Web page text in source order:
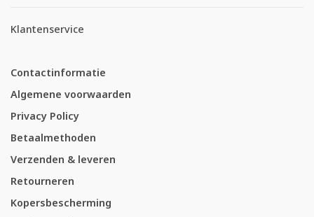
Klantenservice
Contactinformatie
Algemene voorwaarden
Privacy Policy
Betaalmethoden
Verzenden & leveren
Retourneren
Kopersbescherming